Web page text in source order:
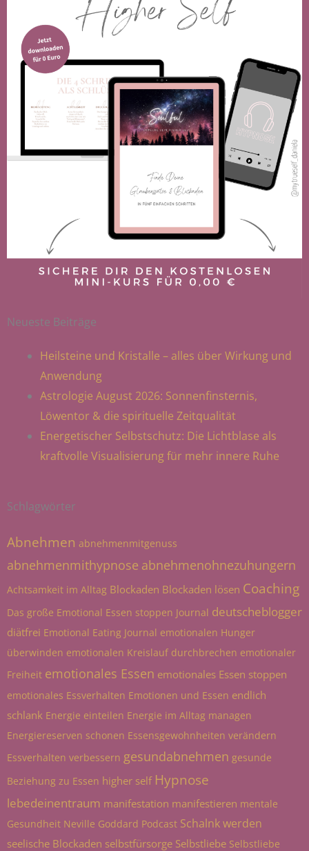
Neueste Beiträge
Heilsteine und Kristalle – alles über Wirkung und
Anwendung
Astrologie August 2026: Sonnenfinsternis,
Löwentor & die spirituelle Zeitqualität
Energetischer Selbstschutz: Die Lichtblase als
kraftvolle Visualisierung für mehr innere Ruhe
Schlagwörter
Abnehmen abnehmenmitgenuss
abnehmenmithypnose abnehmenohnezuhungern
Achtsamkeit im Alltag Blockaden Blockaden lösen Coaching
Das große Emotional Essen stoppen Journal deutscheblogger
diätfrei Emotional Eating Journal emotionalen Hunger
überwinden emotionalen Kreislauf durchbrechen emotionaler
Freiheit emotionales Essen emotionales Essen stoppen
emotionales Essverhalten Emotionen und Essen endlich
schlank Energie einteilen Energie im Alltag managen
Energiereserven schonen Essensgewohnheiten verändern
Essverhalten verbessern gesundabnehmen gesunde
Beziehung zu Essen higher self Hypnose
lebedeinentraum manifestation manifestieren mentale
Gesundheit Neville Goddard Podcast Schalnk werden
seelische Blockaden selbstfürsorge Selbstliebe Selbstliebe